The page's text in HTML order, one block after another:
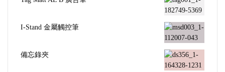
I-Stand 金屬觸控筆
備忘錄夾